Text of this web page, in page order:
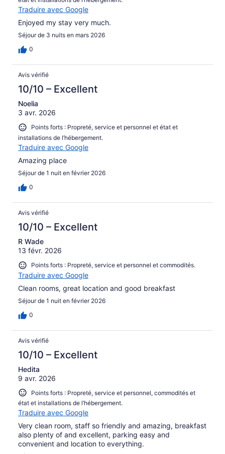
Traduire avec Google
Enjoyed my stay very much.
Séjour de 3 nuits en mars 2026
0
Avis vérifié
10/10 – Excellent
Noelia
3 avr. 2026
Points forts : Propreté, service et personnel et état et
installations de l’hébergement.
Traduire avec Google
Amazing place
Séjour de 1 nuit en février 2026
0
Avis vérifié
10/10 – Excellent
R Wade
13 févr. 2026
Points forts : Propreté, service et personnel et commodités.
Traduire avec Google
Clean rooms, great location and good breakfast
Séjour de 1 nuit en février 2026
0
Avis vérifié
10/10 – Excellent
Hedita
9 avr. 2026
Points forts : Propreté, service et personnel, commodités et
état et installations de l’hébergement.
Traduire avec Google
Very clean room, staff so friendly and amazing, breakfast
also plenty of and excellent, parking easy and
convenient and location to everything.